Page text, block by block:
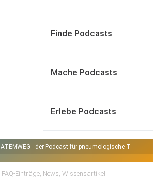
Finde Podcasts
Mache Podcasts
Erlebe Podcasts
ATEMWEG - der Podcast für pneumologische Themen